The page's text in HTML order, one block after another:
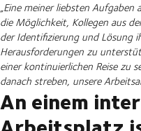
„Eine meiner liebsten
die Möglichkeit, Kollegen aus
der Identifizierung und Lösung
Herausforderungen zu
einer kontinuierlichen Reise zu
danach streben, unsere
An einem